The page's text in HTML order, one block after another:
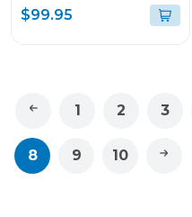
sonido envolvente 3d
hmt200
$99.95
1 2 3
8 9 10